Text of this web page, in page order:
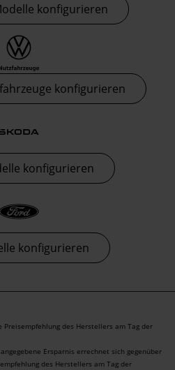
konfigurieren
konfigurieren
konfigurieren
konfigurieren
des Herstellers am Tag der
Ersparnis errechnet sich gegenüber
des Herstellers am Tag der